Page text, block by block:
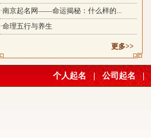
·南京起名网——命运揭秘：什么样的...
·命理五行与养生
更多>>
个人起名 公司起名 |